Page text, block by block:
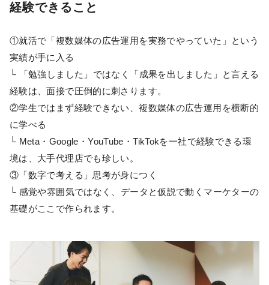
経験できること
①就活で「複数媒体の広告運用を実務でやっていた」という
実績が手に入る
└ 「勉強しました」ではなく「成果を出しました」と言える
経験は、面接で圧倒的に刺さります。
②学生ではまず経験できない、複数媒体の広告運用を横断的
に学べる
└ Meta・Google・YouTube・TikTokを一社で経験できる環
境は、大手代理店でも珍しい。
③「数字で考える」思考が身につく
└ 感覚や雰囲気ではなく、データと仮説で動くマーケターの
基礎がここで作られます。